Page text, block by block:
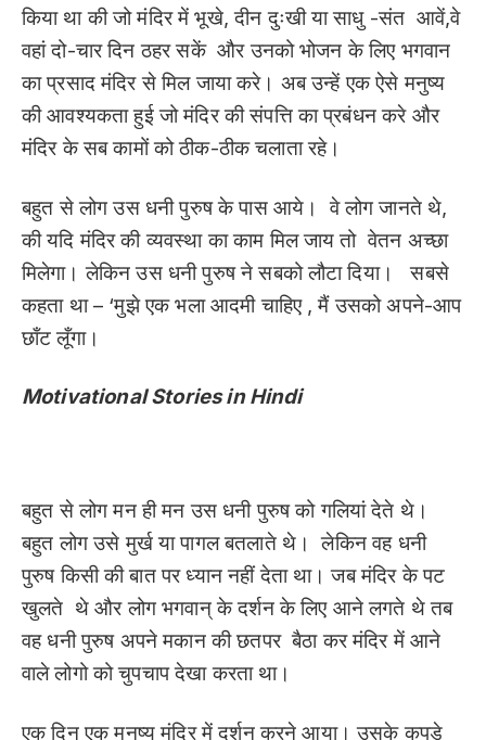
किया था की जो मंदिर में भूखे, दीन दुःखी या साधु -संत आवें,वे
वहां दो-चार दिन ठहर सकें और उनको भोजन के लिए भगवान
का प्रसाद मंदिर से मिल जाया करे। अब उन्हें एक ऐसे मनुष्य
की आवश्यकता हुई जो मंदिर की संपत्ति का प्रबंधन करे और
मंदिर के सब कामों को ठीक-ठीक चलाता रहे।
बहुत से लोग उस धनी पुरुष के पास आये। वे लोग जानते थे,
की यदि मंदिर की व्यवस्था का काम मिल जाय तो वेतन अच्छा
मिलेगा। लेकिन उस धनी पुरुष ने सबको लौटा दिया। सबसे
कहता था – ‘मुझे एक भला आदमी चाहिए , मैं उसको अपने-आप
छाँट लूँगा।
Motivational Stories in Hindi
बहुत से लोग मन ही मन उस धनी पुरुष को गलियां देते थे।
बहुत लोग उसे मुर्ख या पागल बतलाते थे। लेकिन वह धनी
पुरुष किसी की बात पर ध्यान नहीं देता था। जब मंदिर के पट
खुलते थे और लोग भगवान् के दर्शन के लिए आने लगते थे तब
वह धनी पुरुष अपने मकान की छतपर बैठा कर मंदिर में आने
वाले लोगो को चुपचाप देखा करता था।
एक दिन एक मनुष्य मंदिर में दर्शन करने आया। उसके कपडे